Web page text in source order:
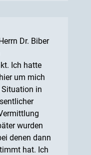
Dr. Biber
Ich hatte
um mich
in
wurden
denen dann
hat. Ich